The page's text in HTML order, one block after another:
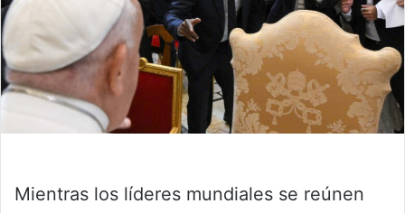
Mientras los líderes mundiales se reúnen